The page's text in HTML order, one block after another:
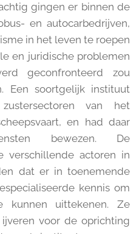
gingen er binnen de
en autocarbedrijven,
in het leven te roepen
en juridische problemen
geconfronteerd zou
Een soortgelijk instituut
van het
en had daar
bewezen. De
verschillende actoren in
dat er in toenemende
kennis om
uittekenen. Ze
voor de oprichting